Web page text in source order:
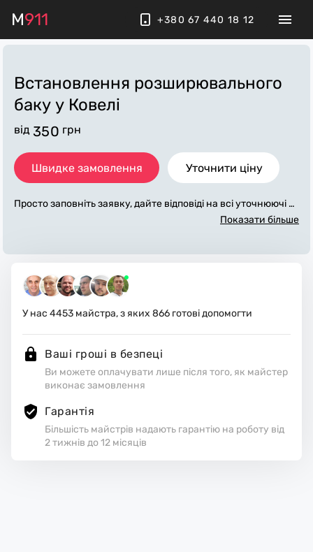
M911 +380 67 440 18 12
Встановлення розширювального
баку у Ковелі
від 350 грн
Швидке замовлення Уточнити ціну
Просто заповніть заявку, дайте відповіді на всі уточнюючі за
питання по «встановлення розширювального баку». Ми з
бні матеріали. Виконавці стежать за чистотою та прибираю
ть робоче місце.
Показати більше
У нас 4453 майстра, з яких 866 готові допомогти
Ваші гроші в безпеці
Ви можете оплачувати лише після того, як майстер
виконає замовлення
Гарантія
Більшість майстрів надають гарантію на роботу від
2 тижнів до 12 місяців